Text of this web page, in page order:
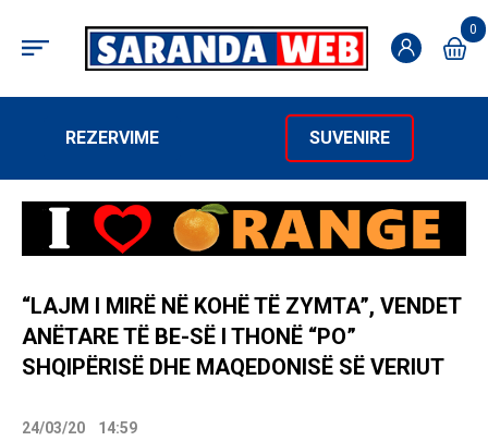
0
REZERVIME SUVENIRE
“LAJM I MIRË NË KOHË TË ZYMTA”, VENDET
ANËTARE TË BE-SË I THONË “PO”
SHQIPËRISË DHE MAQEDONISË SË VERIUT
24/03/20 14:59